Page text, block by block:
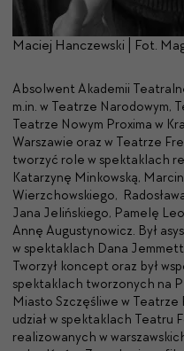
Maciej Hanczewski | Fot.
Absolwent Akademii
m.in. w Teatrze Narodowym,
Teatrze Nowym Proxima w
Warszawie oraz w Teatrze
tworzyć role w spektaklach
Katarzynę Minkowską,
Wierzchowskiego,
Jana Jelińskiego, Pamelę
Annę Augustynowicz. Był
w spektaklach Dana
Tworzył koncept oraz był
spektaklach tworzonych na
Miasto Szczęśliwe w Teatrze
udział w spektaklach Teatru
realizowanych w